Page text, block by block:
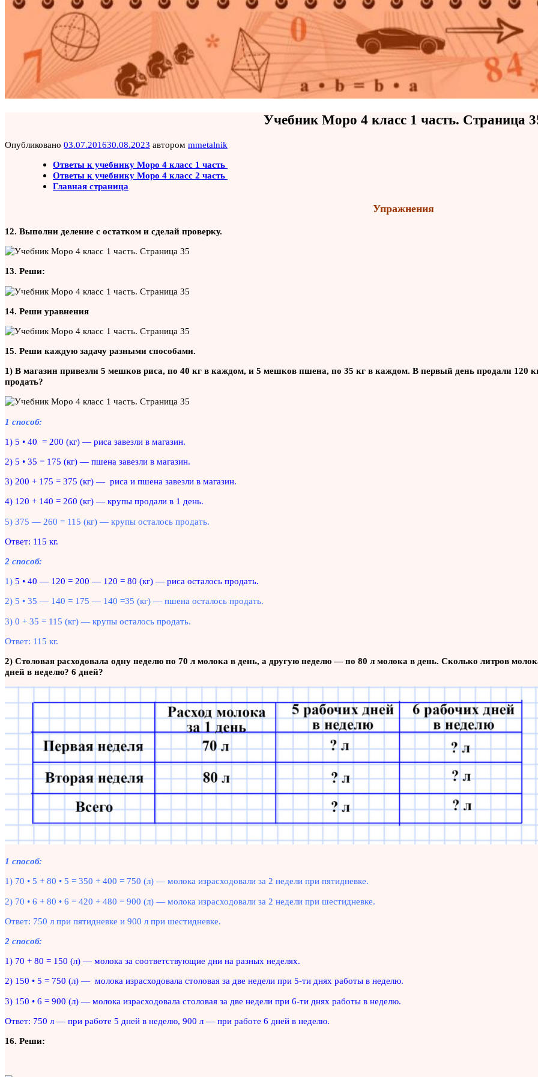
Учебник Моро 4 класс 1 часть. Страница
Опубликовано 03.07.201630.08.2023 автором mmetalnik
Ответы к учебнику Моро 4 класс 1 часть
Ответы к учебнику Моро 4 класс 2 часть
Главная страница
Упражнения
12. Выполни деление с остатком и сделай проверку.
13. Реши:
14. Реши уравнения
15. Реши каждую задачу разными способами.
1) В магазин привезли 5 мешков риса, по 40 кг в каждом, и 5 мешков пшена, по 35 кг в каждом. В первый день продали 120
продать?
1 способ:
1) 5 • 40 = 200 (кг) — риса завезли в магазин.
2) 5 • 35 = 175 (кг) — пшена завезли в магазин.
3) 200 + 175 = 375 (кг) — риса и пшена завезли в магазин.
4) 120 + 140 = 260 (кг) — крупы продали в 1 день.
5) 375 — 260 = 115 (кг) — крупы осталось продать.
Ответ: 115 кг.
2 способ:
1) 5 • 40 — 120 = 200 — 120 = 80 (кг) — риса осталось продать.
2) 5 • 35 — 140 = 175 — 140 =35 (кг) — пшена осталось продать.
3) 0 + 35 = 115 (кг) — крупы осталось продать.
Ответ: 115 кг.
2) Столовая расходовала одну неделю по 70 л молока в день, а другую неделю — по 80 л молока в день. Сколько литров
дней в неделю? 6 дней?
1 способ:
1) 70 • 5 + 80 • 5 = 350 + 400 = 750 (л) — молока израсходовали за 2 недели при пятидневке.
2) 70 • 6 + 80 • 6 = 420 + 480 = 900 (л) — молока израсходовали за 2 недели при шестидневке.
Ответ: 750 л при пятидневке и 900 л при шестидневке.
2 способ:
1) 70 + 80 = 150 (л) — молока за соответствующие дни на разных неделях.
2) 150 • 5 = 750 (л) — молока израсходовала столовая за две недели при 5-ти днях работы в неделю.
3) 150 • 6 = 900 (л) — молока израсходовала столовая за две недели при 6-ти днях работы в неделю.
Ответ: 750 л — при работе 5 дней в неделю, 900 л — при работе 6 дней в неделю.
16. Реши: